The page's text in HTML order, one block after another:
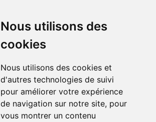
Nous utilisons des
cookies
Nous utilisons des cookies et
d'autres technologies de suivi
pour améliorer votre expérience
de navigation sur notre site, pour
vous montrer un contenu